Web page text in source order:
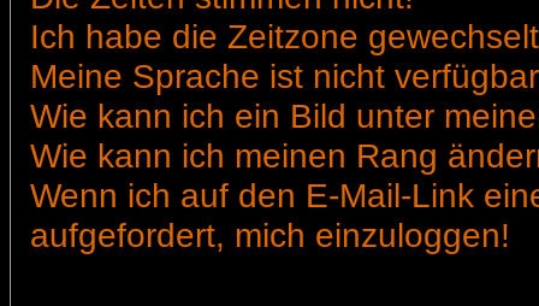
Ich habe die Zeitzone
Meine Sprache ist nicht
Wie kann ich ein Bild unter
Wie kann ich meinen Rang
Wenn ich auf den E-Mail-Link
aufgefordert, mich einzuloggen!